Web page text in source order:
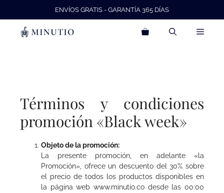
contenido
ENVÍOS GRATIS - GARANTÍA 365 DÍAS
Menú
Términos y condiciones
promoción «Black week»
Objeto de la promoción:
La presente promoción, en adelante «la
Promoción», ofrece un descuento del 30% sobre
el precio de todos los productos disponibles en
la página web www.minutio.co desde las 00:00